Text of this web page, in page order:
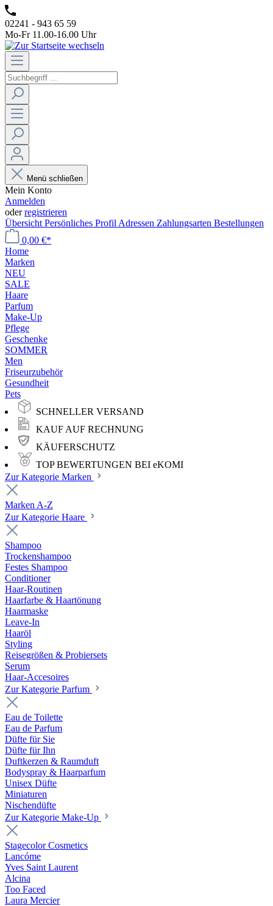
02241 - 943 65 59
Mo-Fr 11.00-16.00 Uhr
Menü schließen
Mein Konto
Anmelden
oderregistrieren
Übersicht Persönliches Profil Adressen Zahlungsarten Bestellungen
0,00 €*
Home
Marken
NEU
SALE
Haare
Parfum
Make-Up
Pflege
Geschenke
SOMMER
Men
Friseurzubehör
Gesundheit
Pets
SCHNELLER VERSAND
KAUF AUF RECHNUNG
KÄUFERSCHUTZ
TOP BEWERTUNGEN BEI eKOMI
Zur Kategorie Marken
Marken A-Z
Zur Kategorie Haare
Shampoo
Trockenshampoo
Festes Shampoo
Conditioner
Haar-Routinen
Haarfarbe & Haartönung
Haarmaske
Leave-In
Haaröl
Styling
Reisegrößen & Probiersets
Serum
Haar-Accesoires
Zur Kategorie Parfum
Eau de Toilette
Eau de Parfum
Düfte für Sie
Düfte für Ihn
Duftkerzen & Raumduft
Bodyspray & Haarparfum
Unisex Düfte
Miniaturen
Nischendüfte
Zur Kategorie Make-Up
Stagecolor Cosmetics
Lancóme
Yves Saint Laurent
Alcina
Too Faced
Laura Mercier